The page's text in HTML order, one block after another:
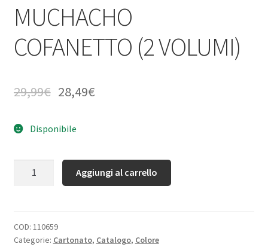
MUCHACHO
COFANETTO (2 VOLUMI)
29,99€ 28,49€
Disponibile
Aggiungi al carrello
COD: 110659
Categorie: Cartonato, Catalogo, Colore